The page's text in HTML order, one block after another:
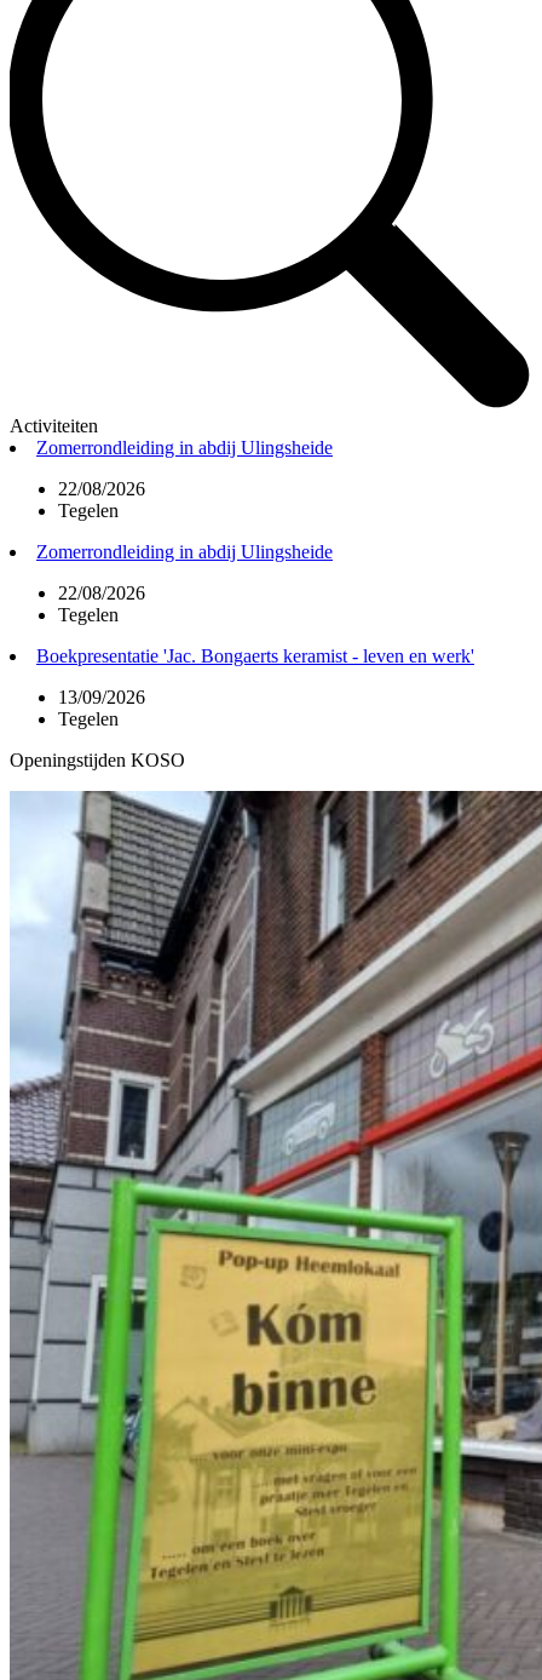
Activiteiten
Zomerrondleiding in abdij Ulingsheide
22/08/2026
Tegelen
Zomerrondleiding in abdij Ulingsheide
22/08/2026
Tegelen
Boekpresentatie 'Jac. Bongaerts keramist - leven en werk'
13/09/2026
Tegelen
Openingstijden KOSO